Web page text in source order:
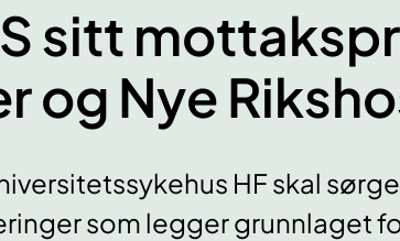
sitt
og Nye
HF skal
som legger grunnlaget